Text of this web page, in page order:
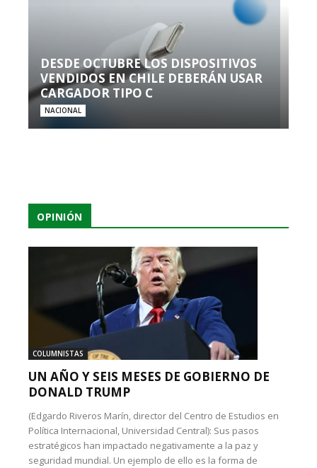
DESDE OCTUBRE LOS DISPOSITIVOS
VENDIDOS EN CHILE DEBERÁN USAR
CARGADOR TIPO C
NACIONAL
OPINIÓN
COLUMNISTAS
UN AÑO Y SEIS MESES DE GOBIERNO DE
DONALD TRUMP
(Edgardo Riveros Marín, director del Centro de Estudios en
Política Internacional, Universidad Central): Sus pasos
estratégicos han impactado negativamente a la paz y
seguridad mundial. Un ejemplo de ello es la forma de